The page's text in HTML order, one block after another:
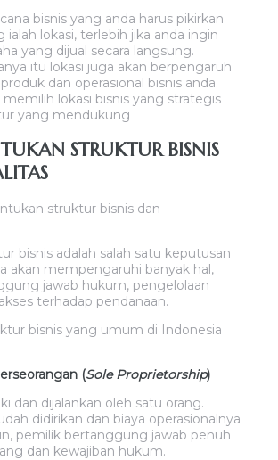
bisnis yang anda harus pikirkan
ialah lokasi, terlebih jika anda ingin
yang dijual secara langsung.
itu lokasi juga akan berpengaruh
dan operasional bisnis anda.
memilih lokasi bisnis yang strategis
yang mendukung
STRUKTUR BISNIS
bisnis adalah salah satu keputusan
akan mempengaruhi banyak hal,
jawab hukum, pengelolaan
terhadap pendanaan.
bisnis yang umum di Indonesia
(Sole Proprietorship)
dan dijalankan oleh satu orang.
didirikan dan biaya operasionalnya
pemilik bertanggung jawab penuh
dan kewajiban hukum.